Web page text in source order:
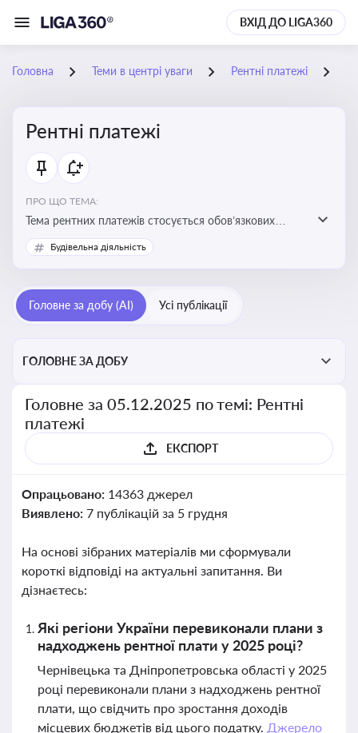
ВХІД ДО LIGA360
Головна Теми в центрі уваги Рентні платежі
Рентні платежі
ПРО ЩО ТЕМА:
Тема рентних платежів стосується обов’язкових
податкових зборів, які сплачуються за користування
природними ресурсами — надрами, водою, лісами
Будівельна діяльність
Головне за добу (AI) Усі публікації
ГОЛОВНЕ ЗА ДОБУ
Головне за 05.12.2025 по темі: Рентні
платежі
ЕКСПОРТ
Опрацьовано: 14363 джерел
Виявлено: 7 публікацій за 5 грудня
На основі зібраних матеріалів ми сформували
короткі відповіді на актуальні запитання. Ви
дізнаєтесь:
Які регіони України перевиконали плани з
надходжень рентної плати у 2025 році?
Чернівецька та Дніпропетровська області у 2025
році перевиконали плани з надходжень рентної
плати, що свідчить про зростання доходів
місцевих бюджетів від цього податку. Джерело